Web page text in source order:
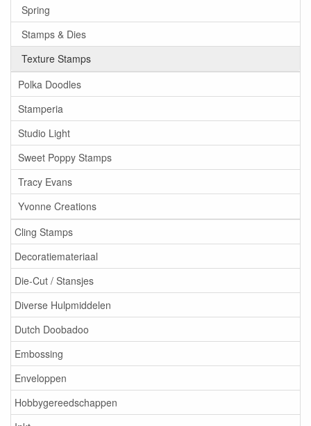
Spring
Stamps & Dies
Texture Stamps
Polka Doodles
Stamperia
Studio Light
Sweet Poppy Stamps
Tracy Evans
Yvonne Creations
Cling Stamps
Decoratiemateriaal
Die-Cut / Stansjes
Diverse Hulpmiddelen
Dutch Doobadoo
Embossing
Enveloppen
Hobbygereedschappen